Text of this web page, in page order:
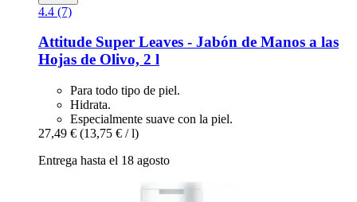
4.4 (7)
Attitude Super Leaves -​ Jabón de Manos a las
Hojas de Olivo, 2 l
Para todo tipo de piel.
Hidrata.
Especialmente suave con la piel.
27,49 € (13,75 € / l)
Entrega hasta el 18 agosto